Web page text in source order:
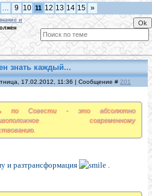
… 9 10 11 12 13 14 15 »
и
знать каждый...
17.02.2012, 11:36 | Сообщение # 201
по Совести - это абсолютно
современному
и разтрансформация .